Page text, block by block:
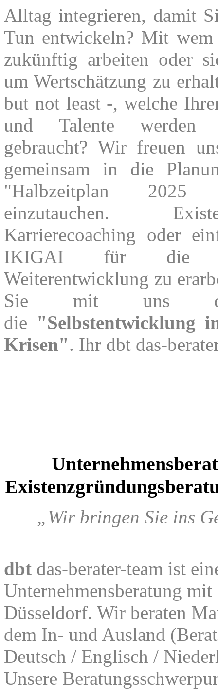
Alltag integrieren, damit
Tun entwickeln? Mit wem
zukünftig arbeiten oder
um Wertschätzung zu
but not least -, welche
und Talente
gebraucht? Wir freuen
gemeinsam in die
"Halbzeitplan
einzutauchen.
Karrierecoaching oder
IKIGAI für die
Weiterentwicklung zu
Sie mit uns
die "Selbstentwicklung
Krisen". Ihr dbt das-
„Wir bringen Sie ins
dbt das-berater-team ist
Unternehmensberatung
Düsseldorf. Wir beraten
dem In- und Ausland
Deutsch / Englisch /
Unsere